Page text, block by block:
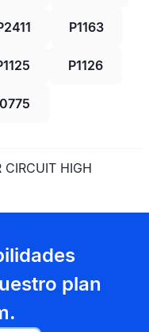
P1163
P1126
HIGH
plan